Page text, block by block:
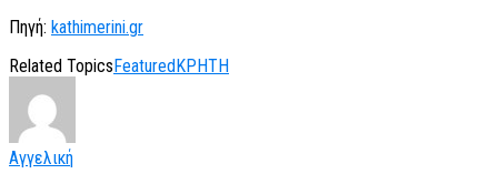
Πηγή: kathimerini.gr
Related TopicsFeaturedΚΡΗΤΗ
Αγγελική